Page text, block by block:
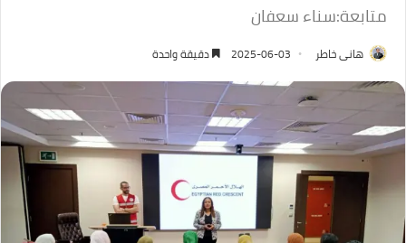
متابعة:سناء سعفان
هانى خاطر 2025-06-03 دقيقة واحدة